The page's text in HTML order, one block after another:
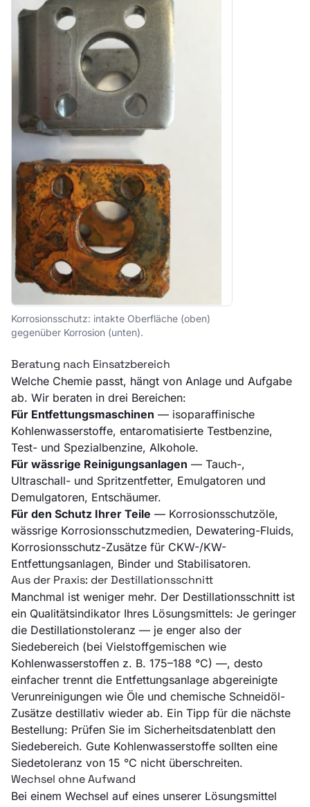
Korrosionsschutz: intakte Oberfläche (oben)
gegenüber Korrosion (unten).
Beratung nach Einsatzbereich
Welche Chemie passt, hängt von Anlage und Aufgabe
ab. Wir beraten in drei Bereichen:
Für Entfettungsmaschinen — isoparaffinische
Kohlenwasserstoffe, entaromatisierte Testbenzine,
Test- und Spezialbenzine, Alkohole.
Für wässrige Reinigungsanlagen — Tauch-,
Ultraschall- und Spritzentfetter, Emulgatoren und
Demulgatoren, Entschäumer.
Für den Schutz Ihrer Teile — Korrosionsschutzöle,
wässrige Korrosionsschutzmedien, Dewatering-Fluids,
Korrosionsschutz-Zusätze für CKW-/KW-
Entfettungsanlagen, Binder und Stabilisatoren.
Aus der Praxis: der Destillationsschnitt
Manchmal ist weniger mehr. Der Destillationsschnitt ist
ein Qualitätsindikator Ihres Lösungsmittels: Je geringer
die Destillationstoleranz — je enger also der
Siedebereich (bei Vielstoffgemischen wie
Kohlenwasserstoffen z. B. 175–188 °C) —, desto
einfacher trennt die Entfettungsanlage abgereinigte
Verunreinigungen wie Öle und chemische Schneidöl-
Zusätze destillativ wieder ab. Ein Tipp für die nächste
Bestellung: Prüfen Sie im Sicherheitsdatenblatt den
Siedebereich. Gute Kohlenwasserstoffe sollten eine
Siedetoleranz von 15 °C nicht überschreiten.
Wechsel ohne Aufwand
Bei einem Wechsel auf eines unserer Lösungsmittel